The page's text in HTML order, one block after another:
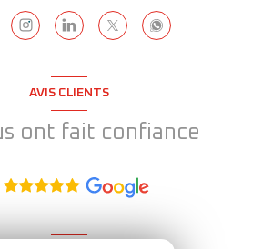
AVIS CLIENTS
ont fait confiance